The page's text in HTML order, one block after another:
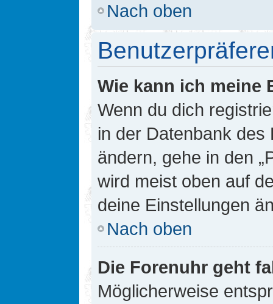
Nach oben
Wie kann ich meine
Wenn du dich
in der Datenbank
ändern, gehe in den
wird meist oben auf
deine Einstellungen
Nach oben
Die Forenuhr geht
Möglicherweise